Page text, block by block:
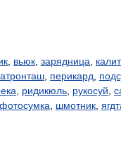
вьюк зарядница
перикард
ридикюль рукосуй
фотосумка шмотник